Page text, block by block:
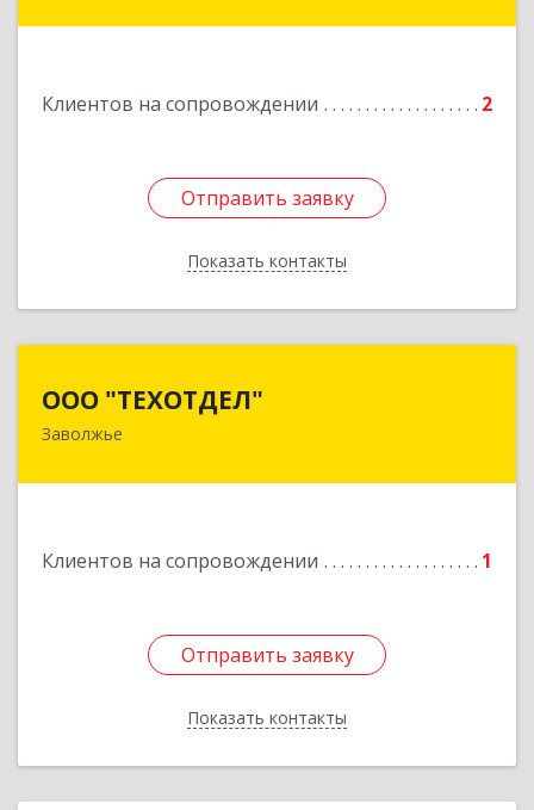
Клиентов на сопровождении 2
Отправить заявку
Показать контакты
Отправить заявку
Назад
ООО "ТЕХОТДЕЛ"
Заволжье
Клиентов на сопровождении 1
Отправить заявку
Показать контакты
Отправить заявку
Назад